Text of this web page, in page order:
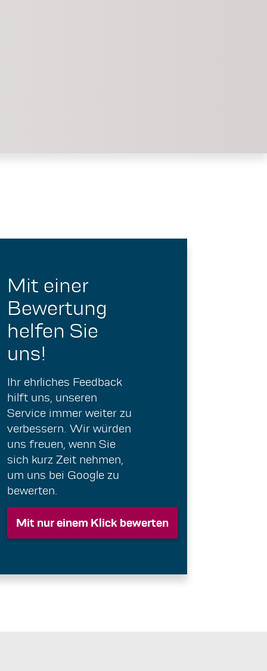
Mit einer
Bewertung
helfen Sie
uns!
Ihr ehrliches Feedback
hilft uns, unseren
Service immer weiter zu
verbessern. Wir würden
uns freuen, wenn Sie
sich kurz Zeit nehmen,
um uns bei Google zu
bewerten.
Mit nur einem Klick bewerten
Mit nur einem Klick bewerten